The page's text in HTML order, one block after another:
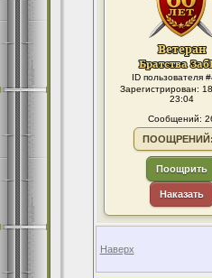
ID пользователя
Зарегистрирован:
23:04
Сообщений:
Поощрить
Наказать
Наверх